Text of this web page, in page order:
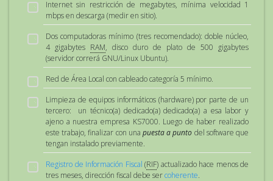
Internet sin restricción de megabytes, mínima velocidad 1
mbps en descarga (medir en sitio).
Dos computadoras mínimo (tres recomendado): doble núcleo,
4 gigabytes RAM, disco duro de plato de 500 gigabytes
(servidor correrá GNU/Linux Ubuntu).
Red de Área Local con cableado categoría 5 mínimo.
Limpieza de equipos informáticos (hardware) por parte de un
tercero: un técnico(a) dedicado(a) dedicado(a) a esa labor y
ajeno a nuestra empresa KS7000. Luego de haber realizado
este trabajo, finalizar con una puesta a punto del software que
tengan instalado previamente.
Registro de Información Fiscal (RIF) actualizado hace menos de
tres meses, dirección fiscal debe sercoherente.